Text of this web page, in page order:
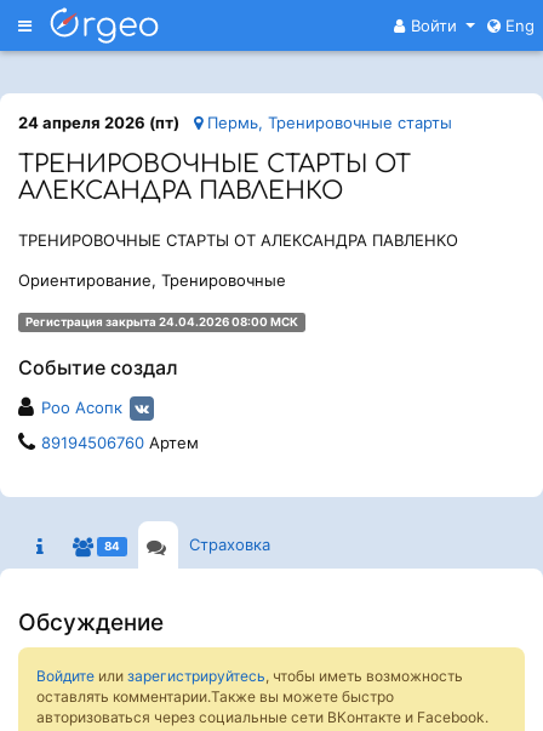
Меню Войти Eng
24 апреля 2026 (пт) Пермь, Тренировочные старты
ТРЕНИРОВОЧНЫЕ СТАРТЫ ОТ
АЛЕКСАНДРА ПАВЛЕНКО
ТРЕНИРОВОЧНЫЕ СТАРТЫ ОТ АЛЕКСАНДРА ПАВЛЕНКО
Ориентирование, Тренировочные
Регистрация закрыта 24.04.2026 08:00 МСК
Событие создал
Роо Асопк
89194506760 Артем
84 Страховка
Обсуждение
Войдите или зарегистрируйтесь, чтобы иметь возможность
оставлять комментарии.Также вы можете быстро
авторизоваться через социальные сети ВКонтакте и Facebook.